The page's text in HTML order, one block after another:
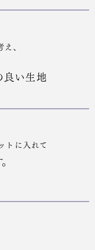
え、
い生地
トに入れて